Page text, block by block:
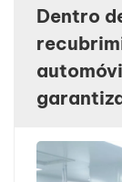
Dentro